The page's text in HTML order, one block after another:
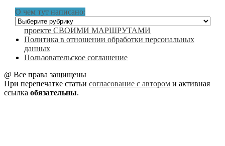
О чем тут написано:
О
чем
тут
написано:
проекте СВОИМИ МАРШРУТАМИ
Политика в отношении обработки персональных
данных
Пользовательское соглашение
@ Все права защищены
При перепечатке статьи согласование с автором и активная
ссылка обязательны.